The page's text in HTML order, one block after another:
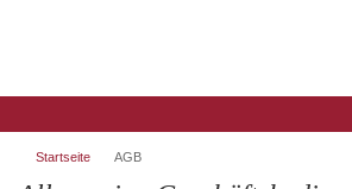
Startseite AGB